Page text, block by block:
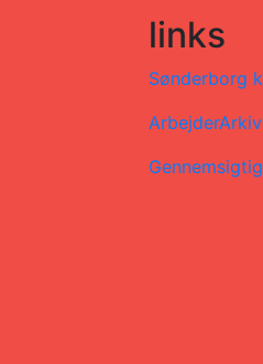
links
Sønderborg